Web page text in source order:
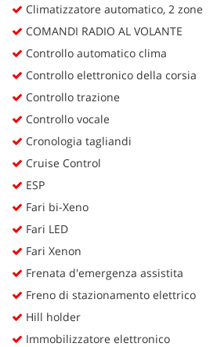
Climatizzatore automatico, 2 zone
COMANDI RADIO AL VOLANTE
Controllo automatico clima
Controllo elettronico della corsia
Controllo trazione
Controllo vocale
Cronologia tagliandi
Cruise Control
ESP
Fari bi-Xeno
Fari LED
Fari Xenon
Frenata d'emergenza assistita
Freno di stazionamento elettrico
Hill holder
Immobilizzatore elettronico